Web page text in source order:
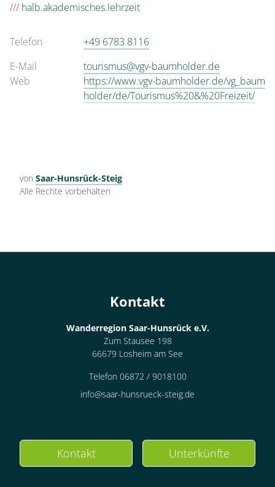
/// halb.akademisches.lehrzeit
Telefon
+49 6783 8116
E-Mail
tourismus@vgv-baumholder.de
Web
https://www.vgv-baumholder.de/vg_baum
holder/de/Tourismus%20&%20Freizeit/
von Saar-Hunsrück-Steig
Alle Rechte vorbehalten
Kontakt
Wanderregion Saar-Hunsrück e.V.
Zum Stausee 198
66679 Losheim am See
Telefon 06872 / 9018100
info@saar-hunsrueck-steig.de
Kontakt Unterkünfte